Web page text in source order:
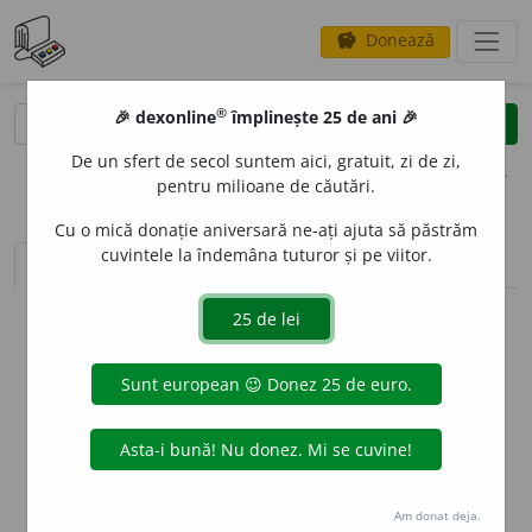
savings Donează
clear
opțiuni
sinteza definițiilor (1) definiții (1) declinări
info
Aceste definiții sunt compilate de
echipa dexonline. Definițiile
originale se află pe filadefiniții.
preferințe
🎉 dexonline® împlinește 25 de ani 🎉
De un sfert de secol suntem aici, gratuit, zi de zi,
pentru milioane de căutări.
Cu o mică donație aniversară ne-ați ajuta să păstrăm
cuvintele la îndemâna tuturor și pe viitor.
Am donat deja.